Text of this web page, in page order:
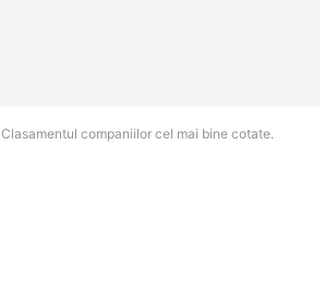
Clasamentul companiilor cel mai bine cotate.